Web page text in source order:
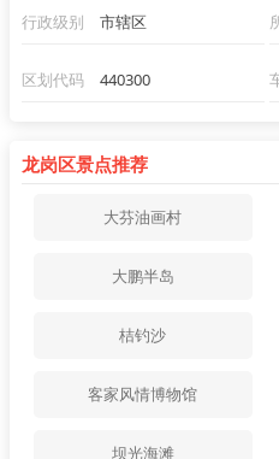
行政级别
市辖区
区划代码 440300
龙岗区景点推荐
大芬油画村
大鹏半岛
桔钓沙
客家风情博物馆
坝光海滩